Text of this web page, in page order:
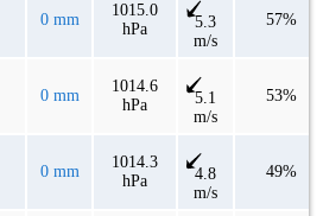
0 mm
1015.0
hPa
5.3
m/s
57%
0 mm
1014.6
hPa
5.1
m/s
53%
0 mm
1014.3
hPa
4.8
m/s
49%